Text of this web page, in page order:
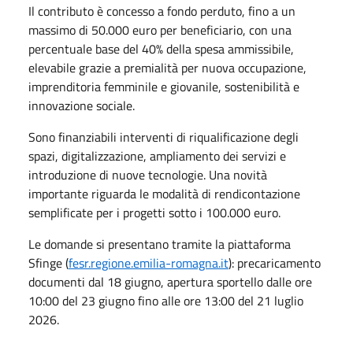
Il contributo è concesso a fondo perduto, fino a un
massimo di 50.000 euro per beneficiario, con una
percentuale base del 40% della spesa ammissibile,
elevabile grazie a premialità per nuova occupazione,
imprenditoria femminile e giovanile, sostenibilità e
innovazione sociale.
Sono finanziabili interventi di riqualificazione degli
spazi, digitalizzazione, ampliamento dei servizi e
introduzione di nuove tecnologie. Una novità
importante riguarda le modalità di rendicontazione
semplificate per i progetti sotto i 100.000 euro.
Le domande si presentano tramite la piattaforma
Sfinge (fesr.regione.emilia-romagna.it): precaricamento
documenti dal 18 giugno, apertura sportello dalle ore
10:00 del 23 giugno fino alle ore 13:00 del 21 luglio
2026.